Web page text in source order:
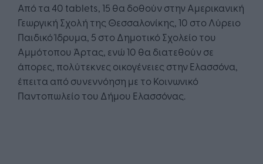
Από τα 40 tablets, 15 θα δοθούν στην Αμερικανική
Γεωργική Σχολή της Θεσσαλονίκης, 10 στο Λύρειο
Παιδικό Ίδρυμα, 5 στο Δημοτικό Σχολείο του
Αμμότοπου Άρτας, ενώ 10 θα διατεθούν σε
άπορες, πολύτεκνες οικογένειες στην Ελασσόνα,
έπειτα από συνεννόηση με το Κοινωνικό
Παντοπωλείο του Δήμου Ελασσόνας.